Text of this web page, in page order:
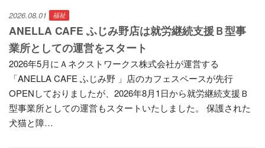
2026.08.01 福祉
ANELLA CAFE ふじみ野店は就労継続支援Ｂ型事
業所としての運営をスタート
2026年5月にＡネクストワークス株式会社が運営する
「ANELLA CAFE ふじみ野 」店のカフェスペースが先行
OPENしておりましたが、2026年8月1日から就労継続支援Ｂ
型事業所としての運営もスタートいたしました。 保護された
犬猫と障…